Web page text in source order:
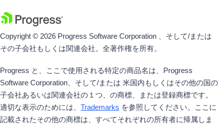
Copyright © 2026 Progress Software Corporation 、そして/または
その子会社もしくは関連会社。全著作権を所有。
Progress と、ここで使用される特定の商品名は、Progress
Software Corporation、そして/または 米国内もしくはその他の国の
子会社あるいは関連会社の１つ、の商標、または登録商標です。
適切な表示のためには、 Trademarks を参照してください。ここに
記載されたその他の商標は、すべてそれぞれの所有者に帰属しま